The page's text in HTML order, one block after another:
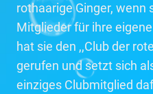
rothaarige Ginger, wenn
Mitglieder für ihre
hat sie den ,,Club der
gerufen und setzt sich
einziges Clubmitglied